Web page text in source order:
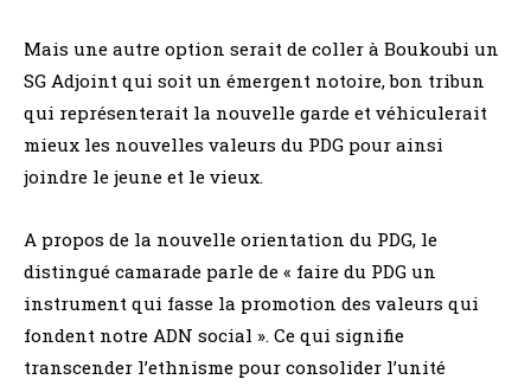
Mais une autre option serait de coller à Boukoubi un
SG Adjoint qui soit un émergent notoire, bon tribun
qui représenterait la nouvelle garde et véhiculerait
mieux les nouvelles valeurs du PDG pour ainsi
joindre le jeune et le vieux.
A propos de la nouvelle orientation du PDG, le
distingué camarade parle de « faire du PDG un
instrument qui fasse la promotion des valeurs qui
fondent notre ADN social ». Ce qui signifie
transcender l’ethnisme pour consolider l’unité